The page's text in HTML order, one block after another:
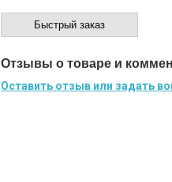
Быстрый заказ
Отзывы о товаре и
Оставить отзыв или задать